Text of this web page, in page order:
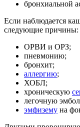
бронхиальной
Если наблюдается
следующие причины:
ОРВИ и ОРЗ;
пневмонию;
бронхит;
аллергию;
ХОБЛ;
хроническую
легочную
эмфизему на